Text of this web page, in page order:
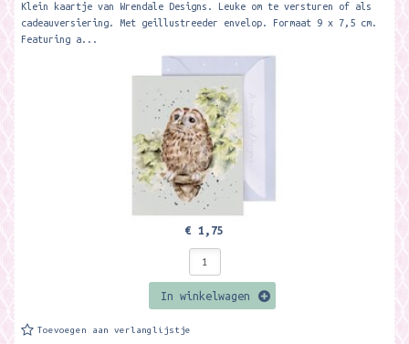
Klein kaartje van Wrendale Designs. Leuke om te versturen of als
cadeauversiering. Met geillustreeder envelop. Formaat 9 x 7,5 cm.
Featuring a...
€ 1,75
In winkelwagen
Toevoegen aan verlanglijstje